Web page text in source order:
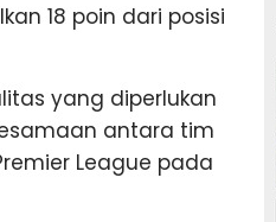
18 poin dari posisi
yang diperlukan
antara tim
League pada